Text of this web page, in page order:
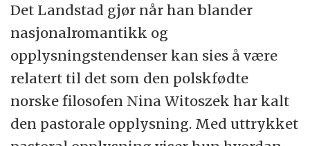
Det Landstad gjør når han blander
nasjonalromantikk og
opplysningstendenser kan sies å være
relatert til det som den polskfødte
norske filosofen Nina Witoszek har kalt
den pastorale opplysning. Med uttrykket